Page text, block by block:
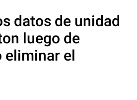
datos de unidad
luego de
eliminar el